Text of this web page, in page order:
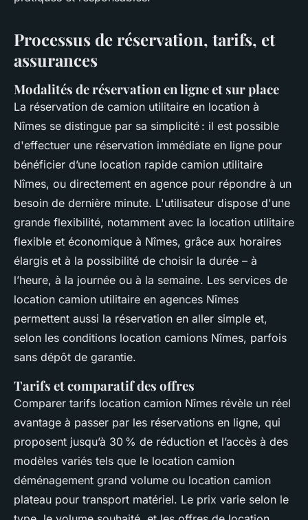
Processus de réservation, tarifs, et
assurances
Modalités de réservation en ligne et sur place
La réservation de camion utilitaire en location à
Nîmes se distingue par sa simplicité : il est possible
d'effectuer une réservation immédiate en ligne pour
bénéficier d’une location rapide camion utilitaire
Nîmes, ou directement en agence pour répondre à un
besoin de dernière minute. L'utilisateur dispose d'une
grande flexibilité, notamment avec la location utilitaire
flexible et économique à Nîmes, grâce aux horaires
élargis et à la possibilité de choisir la durée – à
l’heure, à la journée ou à la semaine. Les services de
location camion utilitaire en agences Nîmes
permettent aussi la réservation en aller simple et,
selon les conditions location camions Nîmes, parfois
sans dépôt de garantie.
Tarifs et comparatif des offres
Comparer tarifs location camion Nîmes révèle un réel
avantage à passer par les réservations en ligne, qui
proposent jusqu’à 30 % de réduction et l’accès à des
modèles variés tels que le location camion
déménagement grand volume ou location camion
plateau pour transport matériel. Le prix varie selon le